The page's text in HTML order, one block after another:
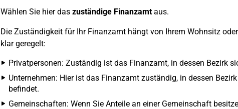
Wählen Sie hier das zuständige Finanzamtaus.
Die Zuständigkeit für Ihr Finanzamt hängt von Ihrem Wohnsitz
klar geregelt:
Privatpersonen: Zuständig ist das Finanzamt, in dessen Bezirk
Unternehmen: Hier ist das Finanzamt zuständig, in dessen
befindet.
Gemeinschaften: Wenn Sie Anteile an einer Gemeinschaft